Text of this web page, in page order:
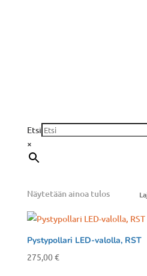
Etsi
×
Näytetään ainoa tulos
Pystypollari LED-valolla, RST
275,00€